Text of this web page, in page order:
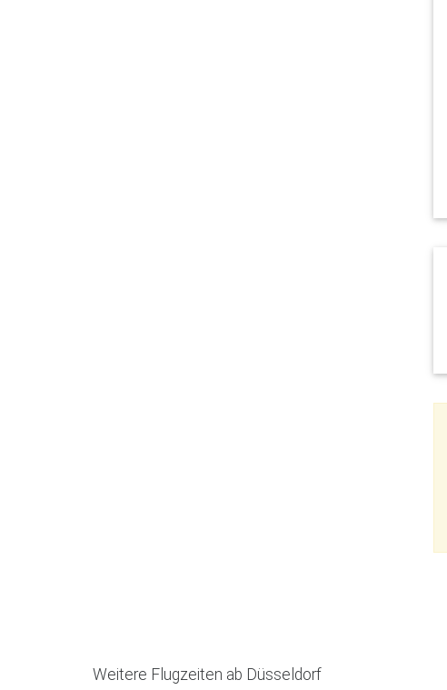
Weitere Flugzeiten ab Düsseldorf